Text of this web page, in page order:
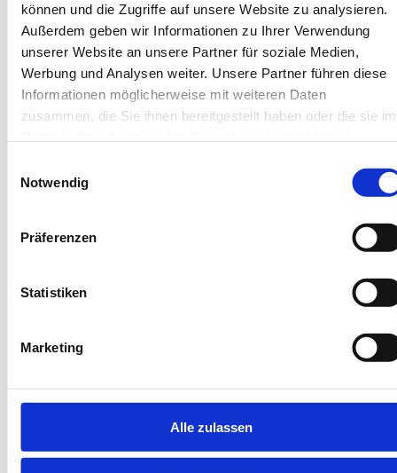
können und die Zugriffe auf unsere Website zu analysieren.
Außerdem geben wir Informationen zu Ihrer Verwendung
unserer Website an unsere Partner für soziale Medien,
Werbung und Analysen weiter. Unsere Partner führen diese
Informationen möglicherweise mit weiteren Daten
zusammen, die Sie ihnen bereitgestellt haben oder die sie im
Notwendig
Präferenzen
Statistiken
Marketing
Alle zulassen
Next
Villa Laetitia
48 m²
Herausragend
Villa
45 m²